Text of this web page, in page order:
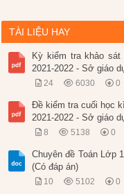
TÀI LIỆU HAY
Kỳ kiểm tra khảo
2021-2022 - Sở giáo
24 6030 0
Đề kiểm tra cuối học
2021-2022 - Sở giáo
8 5138 0
Chuyên đề Toán Lớp
(Có đáp án)
10 5102 0